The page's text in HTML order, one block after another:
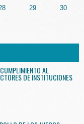
29
30
AL
DE INSTITUCIONES